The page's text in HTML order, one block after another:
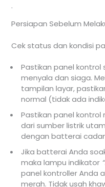
.
Persiapan Sebelum
Cek status dan kondisi
Pastikan panel
menyala dan siaga.
tampilan layar,
normal (tidak ada
Pastikan panel kontrol
dari sumber listrik
dengan batterai
Jika batterai Anda
maka lampu indikator
panel kontroller Anda
merah. Tidak usah